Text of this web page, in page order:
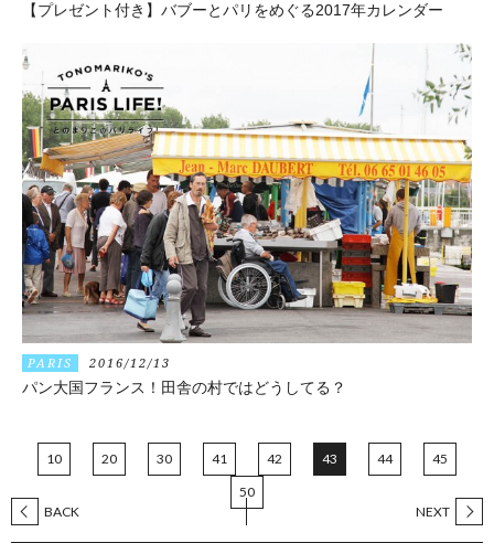
【プレゼント付き】バブーとパリをめぐる2017年カレンダー
PARIS 2016/12/13
パン大国フランス！田舎の村ではどうしてる？
BACK
10 20 30 41 42 43 44
45
50
NEXT